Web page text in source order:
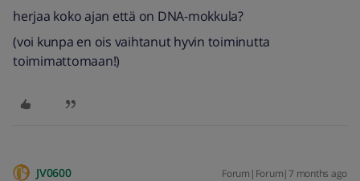
herjaa koko ajan että on DNA-mokkula?
(voi kunpa en ois vaihtanut hyvin toiminutta
toimimattomaan!)
JV0600 Forum|Forum|7 months ago